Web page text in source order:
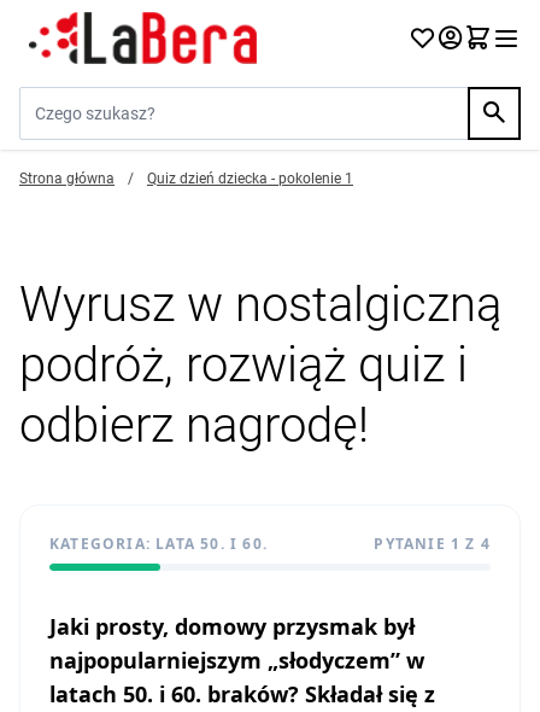
Przejdź do treści
Strona główna / Quiz dzień dziecka - pokolenie 1
Wyrusz w nostalgiczną
podróż, rozwiąż quiz i
odbierz nagrodę!
KATEGORIA: LATA 50. I 60. PYTANIE 1 Z 4
Jaki prosty, domowy przysmak był
najpopularniejszym „słodyczem” w
latach 50. i 60. braków? Składał się z